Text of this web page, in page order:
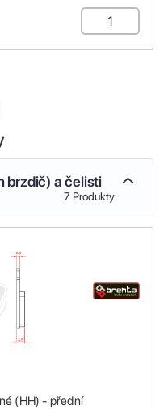
brzdič) a čelisti
7 Produkty
(HH) - přední